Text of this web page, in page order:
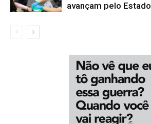
avançam pelo Estado